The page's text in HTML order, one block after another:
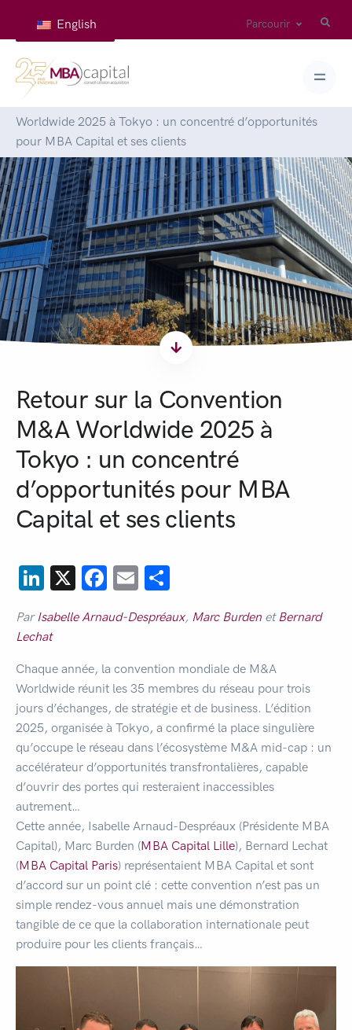
English Parcourir
Accueil
Worldwide 2025 à Tokyo : un concentré d’opportunités
pour MBA Capital et ses clients
Retour sur la Convention
M&A Worldwide 2025 à
Tokyo : un concentré
d’opportunités pour MBA
Capital et ses clients
LinkedIn
X Facebook
Email
ParIsabelle Arnaud-Despréaux, Marc Burden etBernard
Lechat
Chaque année, la convention mondiale de M&A
Worldwide réunit les 35 membres du réseau pour trois
jours d’échanges, de stratégie et de business. L’édition
2025, organisée à Tokyo, a confirmé la place singulière
qu’occupe le réseau dans l’écosystème M&A mid-cap : un
accélérateur d’opportunités transfrontalières, capable
d’ouvrir des portes qui resteraient inaccessibles
autrement…
Cette année, Isabelle Arnaud-Despréaux (Présidente MBA
Capital), Marc Burden (MBA Capital Lille), Bernard Lechat
(MBA Capital Paris) représentaient MBA Capital et sont
d’accord sur un point clé : cette convention n’est pas un
simple rendez-vous annuel mais une démonstration
tangible de ce que la collaboration internationale peut
produire pour les clients français…